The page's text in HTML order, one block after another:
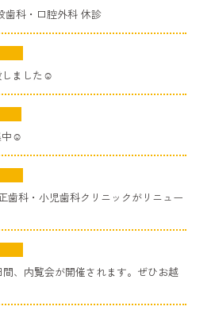
歯科・口腔外科 休診
しました☺︎
中☺︎
歯科・小児歯科クリニックがリニュー
間、内覧会が開催されます。ぜひお越